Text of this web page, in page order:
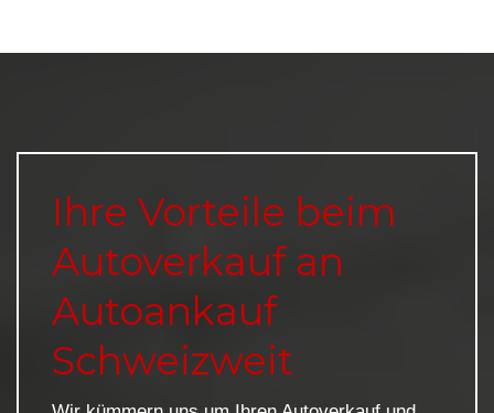
Ihre Vorteile beim
Autoverkauf an
Autoankauf
Schweizweit